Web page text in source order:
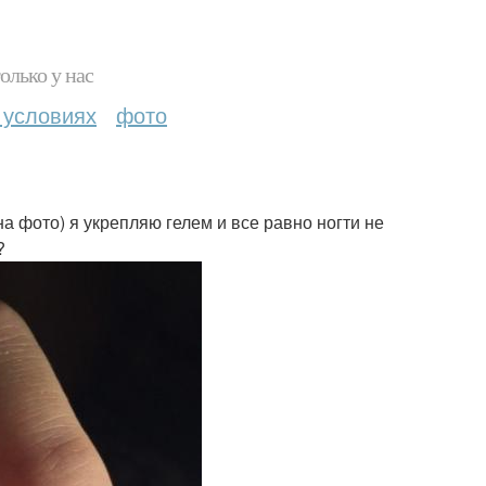
у нас
фото
фото) я укрепляю гелем и все равно ногти не